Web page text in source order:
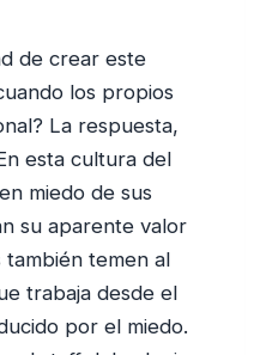
de crear este
los propios
La respuesta,
esta cultura del
miedo de sus
su aparente valor
también temen al
trabaja desde el
por el miedo.